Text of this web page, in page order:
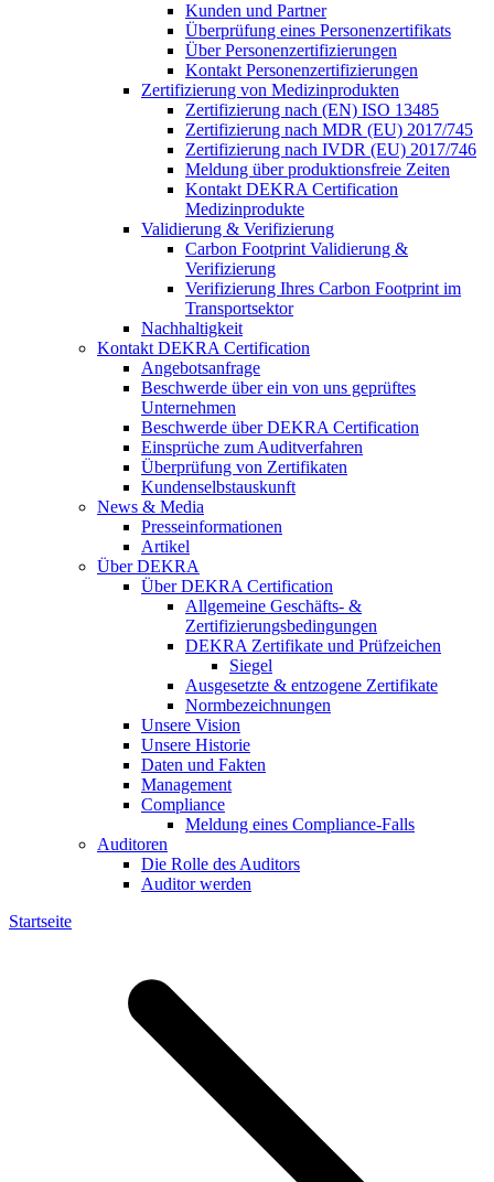
Kunden und Partner
Überprüfung eines Personenzertifikats
Über Personenzertifizierungen
Kontakt Personenzertifizierungen
Zertifizierung von Medizinprodukten
Zertifizierung nach (EN) ISO 13485
Zertifizierung nach MDR (EU) 2017/745
Zertifizierung nach IVDR (EU) 2017/746
Meldung über produktionsfreie Zeiten
Kontakt DEKRA Certification
Medizinprodukte
Validierung & Verifizierung
Carbon Footprint Validierung &
Verifizierung
Verifizierung Ihres Carbon Footprint im
Transportsektor
Nachhaltigkeit
Kontakt DEKRA Certification
Angebotsanfrage
Beschwerde über ein von uns geprüftes
Unternehmen
Beschwerde über DEKRA Certification
Einsprüche zum Auditverfahren
Überprüfung von Zertifikaten
Kundenselbstauskunft
News & Media
Presseinformationen
Artikel
Über DEKRA
Über DEKRA Certification
Allgemeine Geschäfts- &
Zertifizierungsbedingungen
DEKRA Zertifikate und Prüfzeichen
Siegel
Ausgesetzte & entzogene Zertifikate
Normbezeichnungen
Unsere Vision
Unsere Historie
Daten und Fakten
Management
Compliance
Meldung eines Compliance-Falls
Auditoren
Die Rolle des Auditors
Auditor werden
Startseite